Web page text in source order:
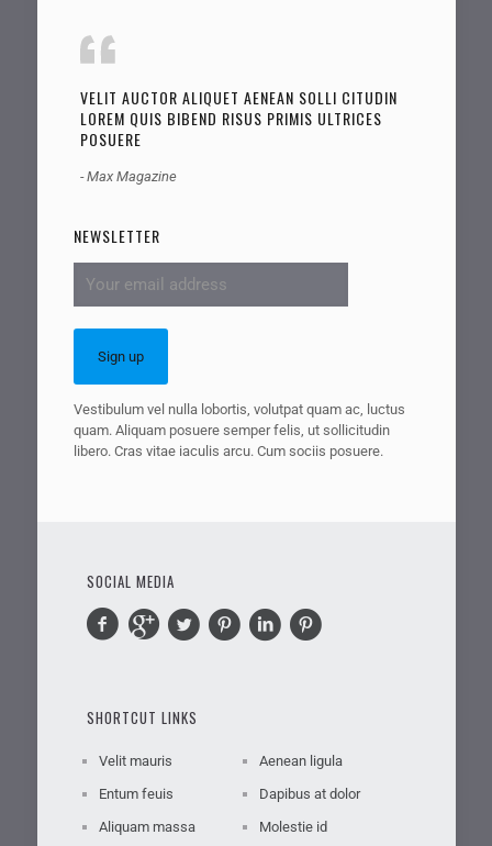
VELIT AUCTOR ALIQUET AENEAN SOLLI CITUDIN
LOREM QUIS BIBEND RISUS PRIMIS ULTRICES
POSUERE
- Max Magazine
NEWSLETTER
Vestibulum vel nulla lobortis, volutpat quam ac, luctus
quam. Aliquam posuere semper felis, ut sollicitudin
libero. Cras vitae iaculis arcu. Cum sociis posuere.
SOCIAL MEDIA
SHORTCUT LINKS
Velit mauris
Entum feuis
Aliquam massa
Aenean ligula
Dapibus at dolor
Molestie id